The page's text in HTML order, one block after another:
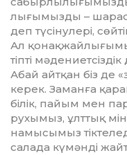
лы­ғымызды –
деп түсінулері,
Ал
тіпті
Абай айтқан біз де
керек. Заманға
білік, пайым мен
рухымыз, ұлттық
на­мысымыз
салада күмәнді